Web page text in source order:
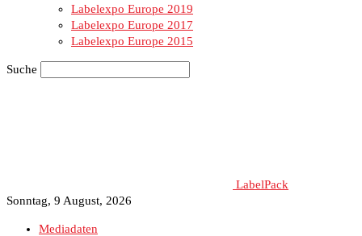
Labelexpo Europe 2019
Labelexpo Europe 2017
Labelexpo Europe 2015
Suche
LabelPack
Sonntag, 9 August, 2026
Mediadaten